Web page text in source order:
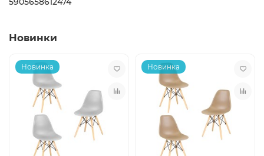
Новинки
Новинка Новинка